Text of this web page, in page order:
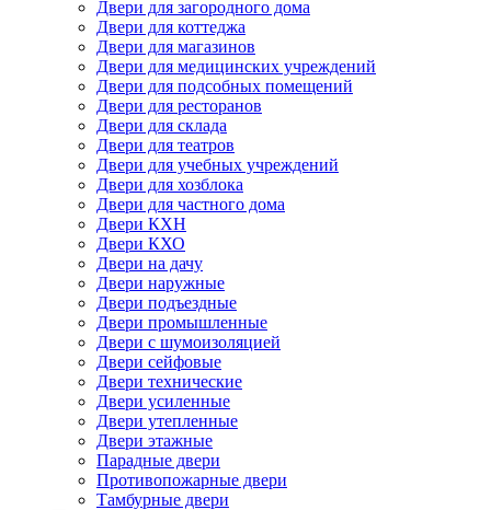
Двери для загородного дома
Двери для коттеджа
Двери для магазинов
Двери для медицинских учреждений
Двери для подсобных помещений
Двери для ресторанов
Двери для склада
Двери для театров
Двери для учебных учреждений
Двери для хозблока
Двери для частного дома
Двери КХН
Двери КХО
Двери на дачу
Двери наружные
Двери подъездные
Двери промышленные
Двери с шумоизоляцией
Двери сейфовые
Двери технические
Двери усиленные
Двери утепленные
Двери этажные
Парадные двери
Противопожарные двери
Тамбурные двери